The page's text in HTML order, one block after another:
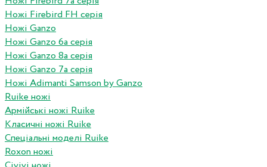
Ножі Firebird FH серія
Ножі Ganzo
Ножі Ganzo 6а серія
Ножі Ganzo 8а серія
Ножі Ganzo 7а серія
Ножі Adimanti Samson by Ganzo
Ruike ножі
Армійські ножі Ruike
Класичні ножі Ruike
Спеціальні моделі Ruike
Roxon ножi